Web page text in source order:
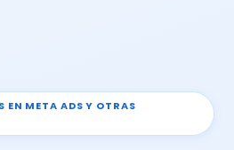
EN META ADS Y OTRAS